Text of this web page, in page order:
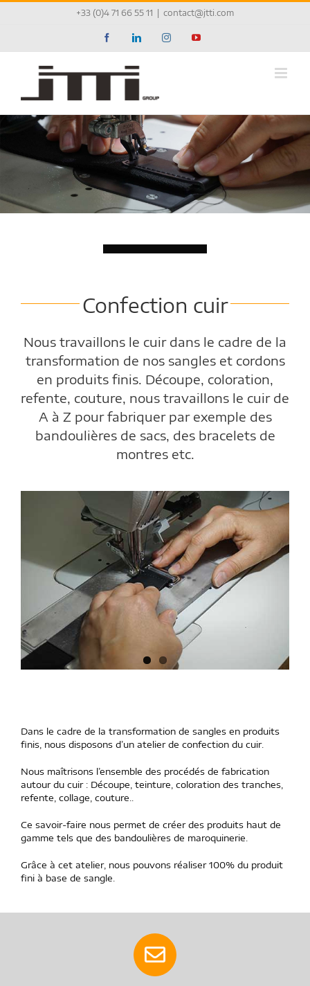
Passer
+33 (0)4 71 66 55 11 contact@jtti.com
FacebookLinkedInInstagramYouTube
Chargement...
Confection cuir
Nous travaillons le cuir dans le cadre de la
transformation de nos sangles et cordons
en produits finis. Découpe, coloration,
refente, couture, nous travaillons le cuir de
A à Z pour fabriquer par exemple des
bandoulières de sacs, des bracelets de
montres etc.
Dans le cadre de la transformation de sangles en produits
finis, nous disposons d’un atelier de confection du cuir.
Nous maîtrisons l’ensemble des procédés de fabrication
autour du cuir : Découpe, teinture, coloration des tranches,
refente, collage, couture..
Ce savoir-faire nous permet de créer des produits haut de
gamme tels que des bandoulières de maroquinerie.
Grâce à cet atelier, nous pouvons réaliser 100% du produit
fini à base de sangle.